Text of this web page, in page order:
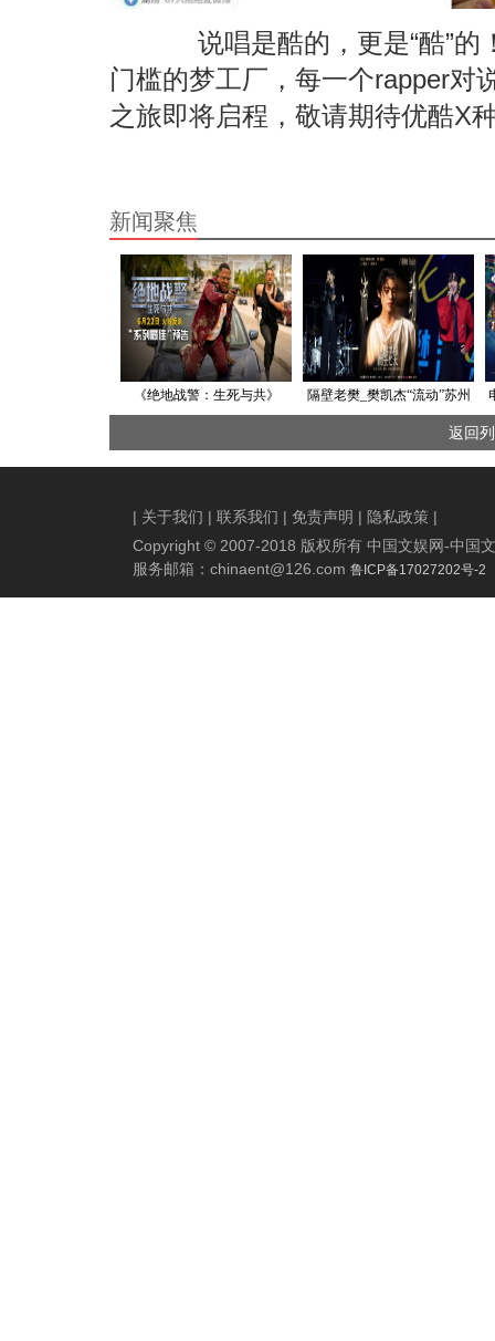
说唱是酷的，更是“酷”的
门槛的梦工厂，每一个rapper对
之旅即将启程，敬请期待优酷X
新闻聚焦
《绝地战警：生死与共》
重拳回归
隔壁老樊_樊凯杰“流动”苏州
站预售火爆开启 水韵姑苏续
写音乐感动
返回
| 关于我们 | 联系我们 | 免责声明 | 隐私政策 |
Copyright © 2007-2018 版权所有 中国文娱网-中国
服务邮箱： chinaent@126.com 鲁ICP备17027202号-2